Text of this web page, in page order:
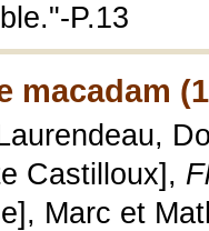
P.13
macadam
Castilloux],
Marc et